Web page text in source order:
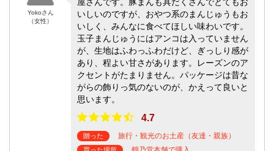
Yokoさん
（女性）
いしいのですが、おやつ系のまんじゅうもお
いしく、みんなに食べてほしい味わいです。
玉子まんじゅうにはアンコは入っていません
が、生地はふわっふわだけど、ぎっしり感が
あり、程よい甘さがあります。レーズンのア
クセントがたまりません。パッケージは昔な
がらの飾りっ気のないのが、かえって良いと
思います。
4.7
贈った 旅行・観光のお土産（友達・親族）
買った場所